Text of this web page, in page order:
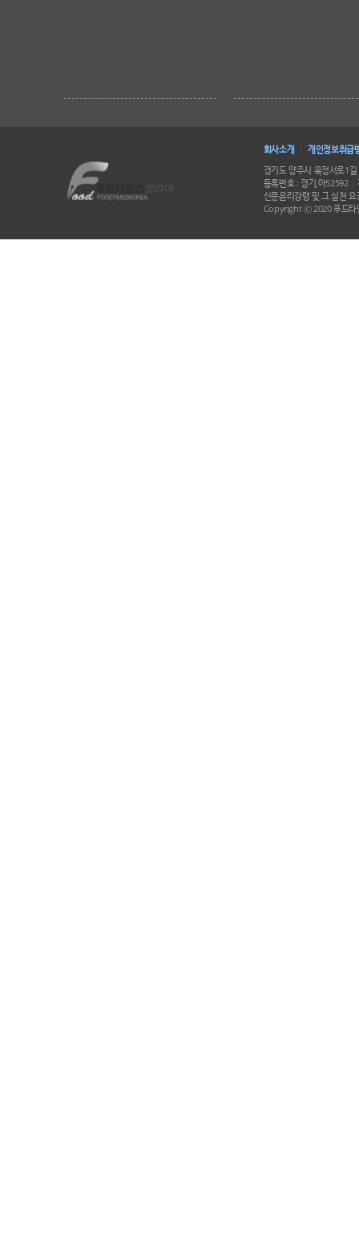
회사소개
개인정보취급
경기도 양주시 옥정서로1
등록번호 : 경기,아52592
신문윤리강령 및 그 실천
Copyright ⓒ 2020 푸드타